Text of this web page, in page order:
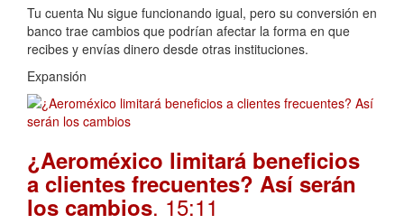
Tu cuenta Nu sigue funcionando igual, pero su conversión en
banco trae cambios que podrían afectar la forma en que
recibes y envías dinero desde otras instituciones.
Expansión
¿Aeroméxico limitará beneficios
a clientes frecuentes? Así serán
los cambios. 15:11